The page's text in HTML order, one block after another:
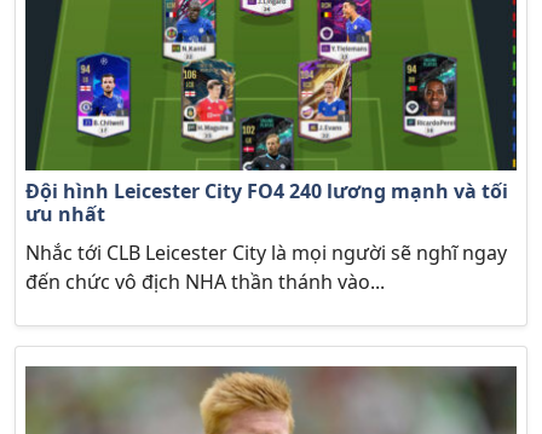
Đội hình Leicester City FO4 240 lương mạnh và tối
ưu nhất
Nhắc tới CLB Leicester City là mọi người sẽ nghĩ ngay
đến chức vô địch NHA thần thánh vào...